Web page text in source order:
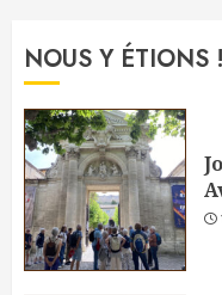
NOUS Y ÉTIONS !